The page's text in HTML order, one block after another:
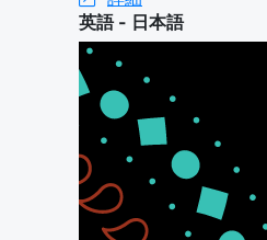
英語 - 日本語